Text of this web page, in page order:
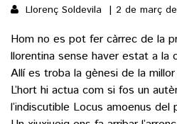
Llorenç Soldevila 2 de març
Hom no es pot fer càrrec de la
llorentina sense haver estat a la
Allí es troba la gènesi de la
L’hort hi actua com si fos un
l’indiscutible Locus amoenus